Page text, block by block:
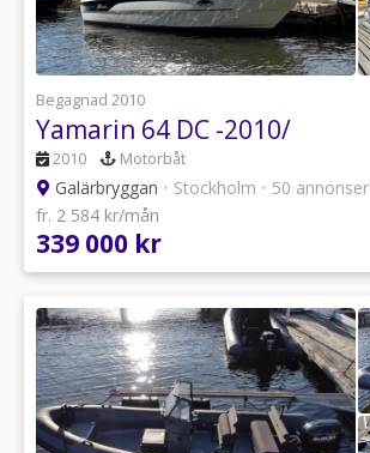
Begagnad 2010
Yamarin 64 DC -2010/
2010 Motorbåt
Galärbryggan • Stockholm • 50 annonser
fr. 2 584 kr/mån
339 000 kr